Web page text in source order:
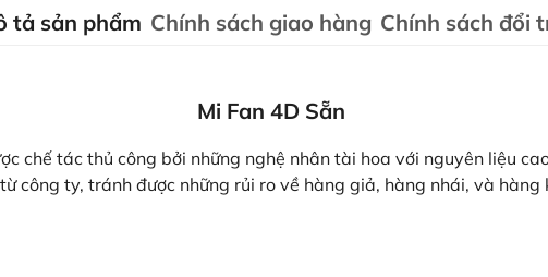
tả sản phẩm Chính sách giao hàng Chính sách đổi
Mi Fan 4D Sẵn
chế tác thủ công bởi những nghệ nhân tài hoa với nguyên liệu
công ty, tránh được những rủi ro về hàng giả, hàng nhái, và hàng